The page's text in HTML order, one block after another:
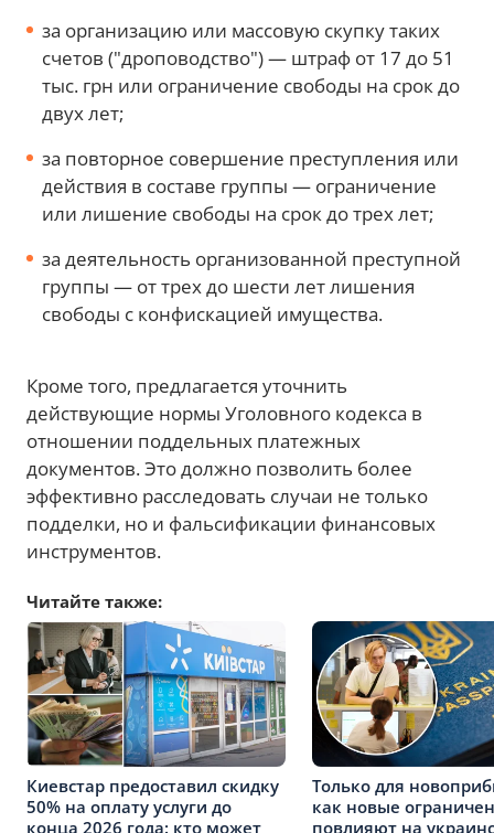
за организацию или массовую скупку таких
счетов ("дроповодство") — штраф от 17 до 51
тыс. грн или ограничение свободы на срок до
двух лет;
за повторное совершение преступления или
действия в составе группы — ограничение
или лишение свободы на срок до трех лет;
за деятельность организованной преступной
группы — от трех до шести лет лишения
свободы с конфискацией имущества.
Кроме того, предлагается уточнить
действующие нормы Уголовного кодекса в
отношении поддельных платежных
документов. Это должно позволить более
эффективно расследовать случаи не только
подделки, но и фальсификации финансовых
инструментов.
Читайте также:
Киевстар предоставил скидку
50% на оплату услуги до
конца 2026 года: кто может
Только для
как новые
повлияют на